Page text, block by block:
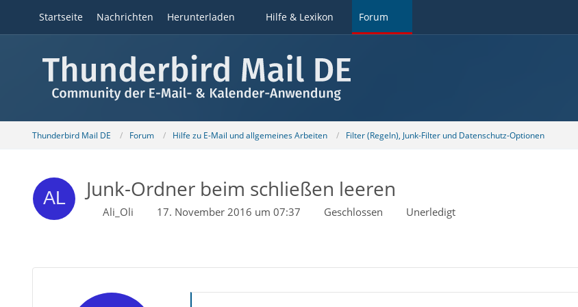
Startseite Nachrichten Herunterladen Hilfe & Lexikon Forum
Thunderbird Mail DE Forum Hilfe zu E-Mail und allgemeines Arbeiten Filter (Regeln), Junk-Filter und Datenschutz-Optionen
Junk-Ordner beim schließen leeren
Ali_Oli 17. November 2016 um 07:37 Geschlossen Unerledigt